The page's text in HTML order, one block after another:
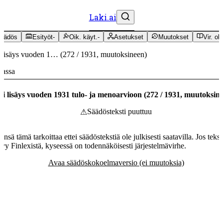
Laki.ai
Esityöt- Oik. käyt.- Asetukset Muutokset Vir.
vuoden 1… (272 / 1931 , muutoksineen)
lisäys vuoden 1931 tulo- ja menoarvioon (272 / 1931,
⚠Säädösteksti puuttuu
tämä tarkoittaa ettei säädöstekstiä ole julkisesti saatavilla. Jos
Finlexistä, kyseessä on todennäköisesti järjestelmävirhe.
Avaa säädöskokoelmaversio (ei muutoksia)